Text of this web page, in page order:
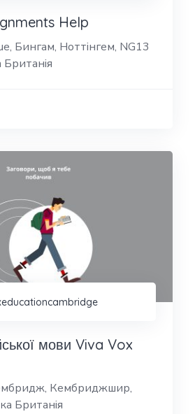
Help
Бингам, Ноттінгем, NG13
мови Viva Vox
Кембриджшир,
Британія